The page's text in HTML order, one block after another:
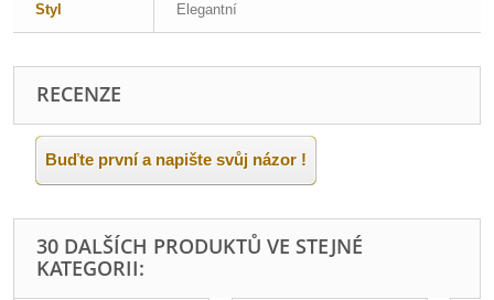
Styl Elegantní
RECENZE
Buďte první a napište svůj názor !
30 DALŠÍCH PRODUKTŮ VE STEJNÉ
KATEGORII: